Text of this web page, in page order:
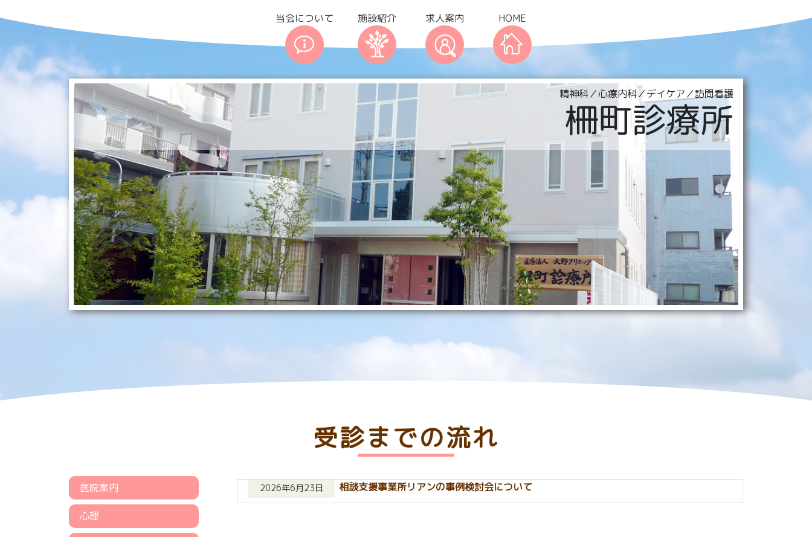
当会について 施設紹介 求人案内 HOME
精神科／心療内科／デイケア／訪問看護
柵町診療所
受診までの流れ
医院案内
心理
2026年6月23日 相談支援事業所リアンの事例検討会について